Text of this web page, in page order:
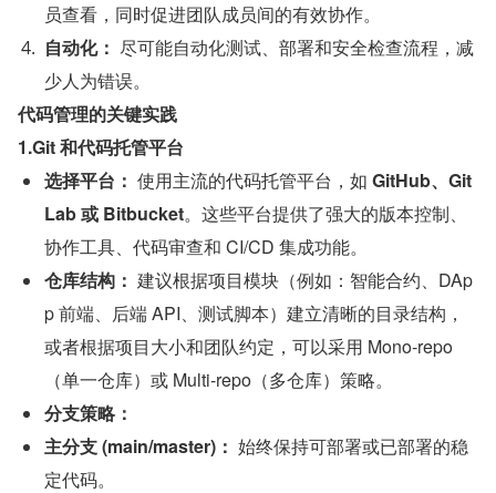
员查看，同时促进团队成员间的有效协作。
自动化： 尽可能自动化测试、部署和安全检查流程，减
少人为错误。
代码管理的关键实践
1.Git 和代码托管平台
选择平台： 使用主流的代码托管平台，如 GitHub、Git
Lab 或 Bitbucket。这些平台提供了强大的版本控制、
协作工具、代码审查和 CI/CD 集成功能。
仓库结构： 建议根据项目模块（例如：智能合约、DAp
p 前端、后端 API、测试脚本）建立清晰的目录结构，
或者根据项目大小和团队约定，可以采用 Mono-repo
（单一仓库）或 Multi-repo（多仓库）策略。
分支策略：
主分支 (main/master)： 始终保持可部署或已部署的稳
定代码。